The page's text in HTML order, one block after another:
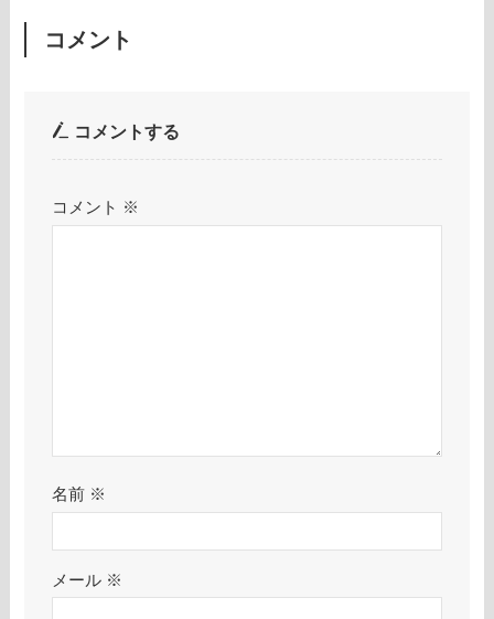
コメント
コメントする
コメント ※
名前 ※
メール ※